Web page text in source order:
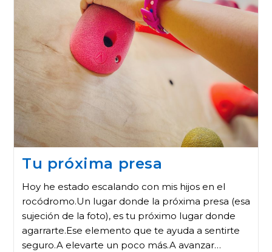
Tu próxima presa
Hoy he estado escalando con mis hijos en el
rocódromo.Un lugar donde la próxima presa (esa
sujeción de la foto), es tu próximo lugar donde
agarrarte.Ese elemento que te ayuda a sentirte
seguro.A elevarte un poco más.A avanzar…